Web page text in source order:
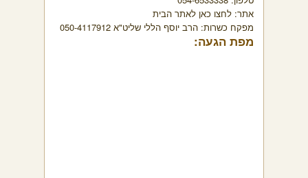
אתר: לחצו כאן לאתר הבית
מפקח כשרות: הרב יוסף הללי שליט"א 050-4117912
מפת הגעה: